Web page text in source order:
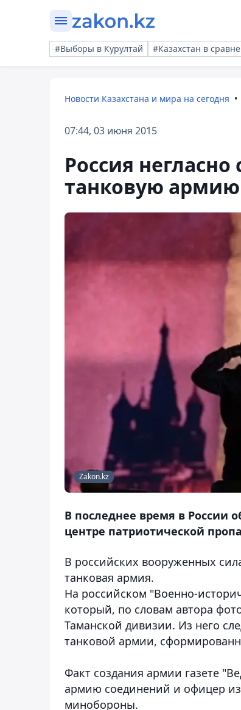
#Выборы в Курултай #Казахстан в
Новости Казахстана и мира на сегодня
07:44, 03 июня 2015
Россия
танковую армию
Zakon.kz
В последнее время в России
центре патриотической
В российских вооруженных
танковая армия.
На российском "Военно-
который, по словам автора
Таманской дивизии. Из него
танковой армии,
Факт создания армии газете
армию соединений и офицер из
минобороны.